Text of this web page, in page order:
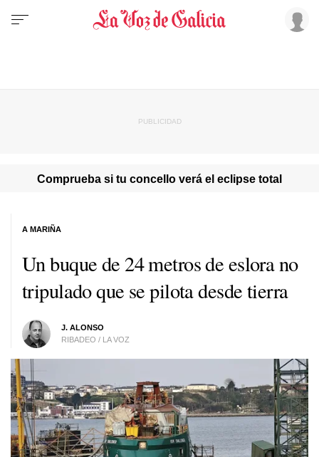
Comprueba si tu concello verá el eclipse total
Un buque de 24 metros de eslora no
tripulado que se pilota desde tierra
J. ALONSO
RIBADEO / LA VOZ
A MARIÑA